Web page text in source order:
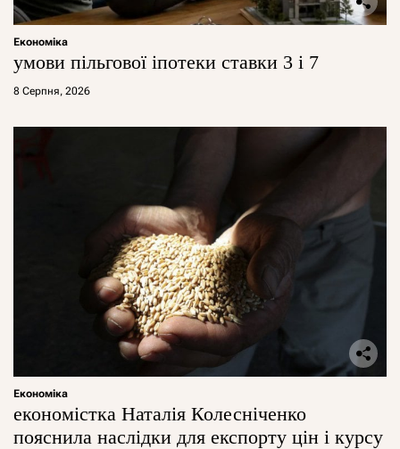
Економіка
умови пільгової іпотеки ставки 3 і 7
8 Серпня, 2026
Економіка
економістка Наталія Колесніченко
пояснила наслідки для експорту цін і курсу